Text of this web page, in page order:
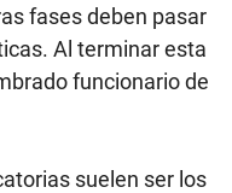
fases deben pasar
Al terminar esta
funcionario de
suelen ser los